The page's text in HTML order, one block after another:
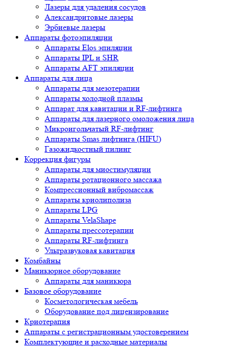
Лазеры для удаления сосудов
Александритовые лазеры
Эрбиевые лазеры
Аппараты фотоэпиляции
Аппараты Elos эпиляции
Аппараты IPL и SHR
Аппараты AFT эпиляции
Аппараты для лица
Аппараты для мезотерапии
Аппараты холодной плазмы
Аппарат для кавитации и RF-лифтинга
Аппараты для лазерного омоложения лица
Микроигольчатый RF-лифтинг
Аппараты Smas лифтинга (HIFU)
Газожидкостный пилинг
Коррекция фигуры
Аппараты для миостимуляции
Аппараты ротационного массажа
Компрессионный вибромассаж
Аппараты криолиполиза
Аппараты LPG
Аппараты VelaShape
Аппараты прессотерапии
Аппараты RF-лифтинга
Ультразвуковая кавитация
Комбайны
Маникюрное оборудование
Аппараты для маникюра
Базовое оборудование
Косметологическая мебель
Оборудование под лицензирование
Криотерапия
Аппараты c регистрационным удостоверением
Комплектующие и расходные материалы